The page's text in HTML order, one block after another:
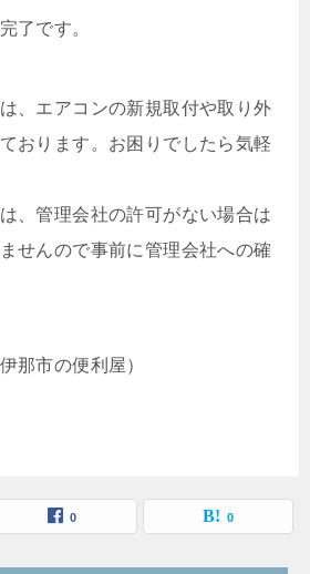
了です。
、エアコンの新規取付や取り外
おります。お困りでしたら気軽
、管理会社の許可がない場合は
せんので事前に管理会社への確
那市の便利屋）
0 0